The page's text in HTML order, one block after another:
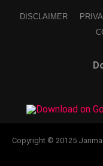
DISCLAIMER
Copyright © 20125